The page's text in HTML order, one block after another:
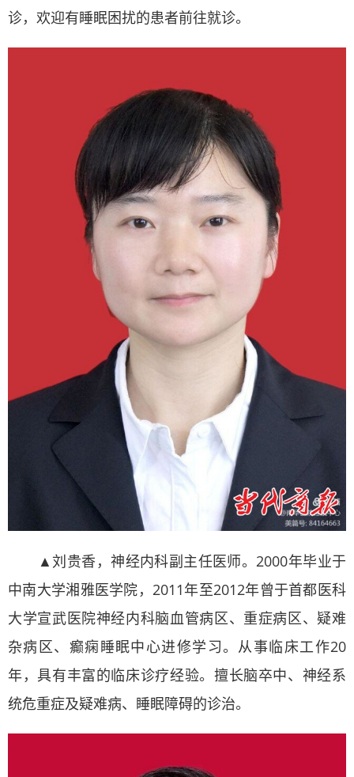
诊，欢迎有睡眠困扰的患者前往就诊。
▲刘贵香，神经内科副主任医师。2000年毕业于
中南大学湘雅医学院，2011年至2012年曾于首都医科
大学宣武医院神经内科脑血管病区、重症病区、疑难
杂病区、癫痫睡眠中心进修学习。从事临床工作20
年，具有丰富的临床诊疗经验。擅长脑卒中、神经系
统危重症及疑难病、睡眠障碍的诊治。